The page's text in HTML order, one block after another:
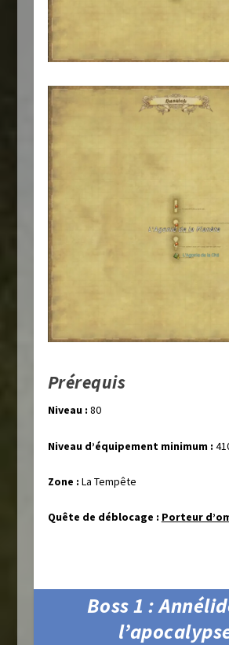
Prérequis
Niveau : 80
Niveau d’équipement minimum :
Zone : La Tempête
Quête de déblocage : Porteur
Boss 1 :